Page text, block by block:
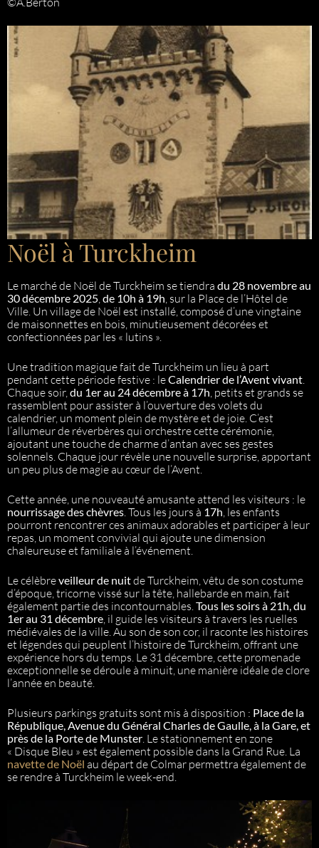
Noël à Turckheim
Le marché de Noël de Turckheim se tiendra du 28 novembre au
30 décembre 2025,de 10h à 19h, sur la Place de l’Hôtel de
Ville. Un village de Noël est installé, composé d’une vingtaine
de maisonnettes en bois, minutieusement décorées et
confectionnées par les « lutins ».
Une tradition magique fait de Turckheim un lieu à part
pendant cette période festive : leCalendrier de l’Avent vivant.
Chaque soir,du 1er au 24 décembre à 17h, petits et grands se
rassemblent pour assister à l’ouverture des volets du
calendrier, un moment plein de mystère et de joie. C’est
l’allumeur de réverbères qui orchestre cette cérémonie,
ajoutant une touche de charme d’antan avec ses gestes
solennels. Chaque jour révèle une nouvelle surprise, apportant
un peu plus de magie au cœur de l’Avent.
Cette année, une nouveauté amusante attend les visiteurs : le
nourrissage des chèvres. Tous les jours à 17h, les enfants
pourront rencontrer ces animaux adorables et participer à leur
repas, un moment convivial qui ajoute une dimension
chaleureuse et familiale à l’événement.
Le célèbreveilleur de nuitde Turckheim, vêtu de son costume
d’époque, tricorne vissé sur la tête, hallebarde en main, fait
également partie des incontournables.Tous les soirs à 21h, du
1er au 31 décembre, il guide les visiteurs à travers les ruelles
médiévales de la ville. Au son de son cor, il raconte les histoires
et légendes qui peuplent l’histoire de Turckheim, offrant une
expérience hors du temps. Le 31 décembre, cette promenade
exceptionnelle se déroule à minuit, une manière idéale de clore
l’année en beauté.
Plusieurs parkings gratuits sont mis à disposition : Place de la
République, Avenue du Général Charles de Gaulle, à la Gare, et
près de la Porte de Munster. Le stationnement en zone
« Disque Bleu » est également possible dans la Grand Rue. La
navette de Noël au départ de Colmar permettra également de
se rendre à Turckheim le week-end.